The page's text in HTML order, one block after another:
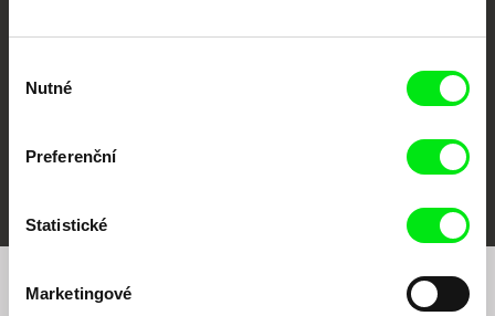
souhlasu
Nutné
Preferenční
Statistické
Marketingové
FIDMarseille
Chcete být pravidelně informováni o našem